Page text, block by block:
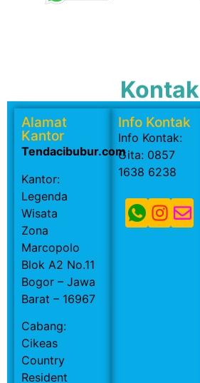
Kontak
Alamat
Kantor
Tendacibubur.com
Kantor:
Legenda
Wisata
Zona
Marcopolo
Blok A2 No.11
Bogor – Jawa
Barat – 16967
Cabang:
Cikeas
Country
Resident
Info Kontak
Info Kontak:
Gita: 0857
1638 6238